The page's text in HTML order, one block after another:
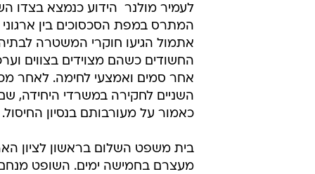
לעמיר מולנר  הידוע כנמצא בצדו
המתרס במפת הסכסוכים בין
אתמול הגיעו חוקרי המשטרה
החשודים כשהם מצוידים בצווים
אחר סמים ואמצעי לחימה. לאחר
השניים לחקירה במשרדי היחידה,
כאמור על מעורבותם בנסיון החיסול.
בית משפט השלום בראשון לציון
מעצרם בחמישה ימים. השופט מנחם